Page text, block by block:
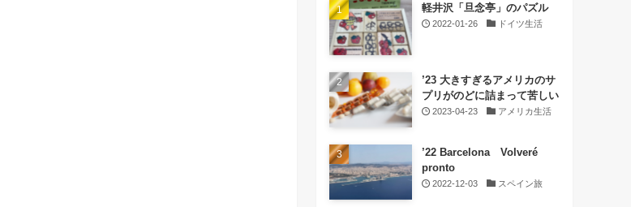
軽井沢「旦念亭」のパズル
2022-01-26 ドイツ生活
’23 大きすぎるアメリカのサ
プリがのどに詰まって苦しい
2023-04-23 アメリカ生活
’22 Barcelona Volveré
pronto
2022-12-03 スペイン旅